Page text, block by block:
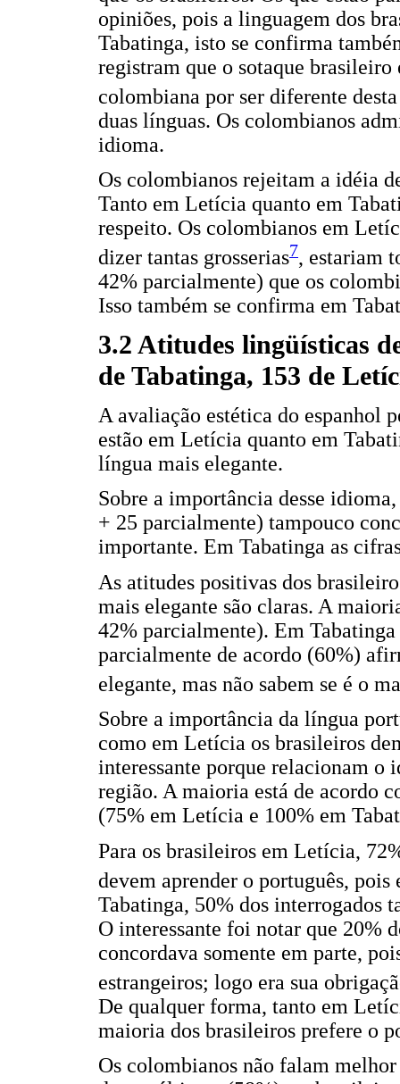
opiniões, pois a linguagem dos
Tabatinga, isto se confirma
registram que o sotaque
colombiana por ser diferente
duas línguas. Os colombianos
idioma.
Os colombianos rejeitam a idéia
Tanto em Letícia quanto em
respeito. Os colombianos em
dizer tantas grosserias7, estariam
42% parcialmente) que os
Isso também se confirma em
3.2 Atitudes lingüísticas
de Tabatinga, 153 de
A avaliação estética do espanhol
estão em Letícia quanto em
língua mais elegante.
Sobre a importância desse
+ 25 parcialmente) tampouco
importante. Em Tabatinga as
As atitudes positivas dos
mais elegante são claras. A
42% parcialmente). Em
parcialmente de acordo (60%)
elegante, mas não sabem se é o
Sobre a importância da língua
como em Letícia os brasileiros
interessante porque relacionam o
região. A maioria está de acordo
(75% em Letícia e 100% em
Para os brasileiros em Letícia,
devem aprender o português, pois
Tabatinga, 50% dos interrogados
O interessante foi notar que 20%
concordava somente em parte,
estrangeiros; logo era sua
De qualquer forma, tanto em
maioria dos brasileiros prefere o
Os colombianos não falam